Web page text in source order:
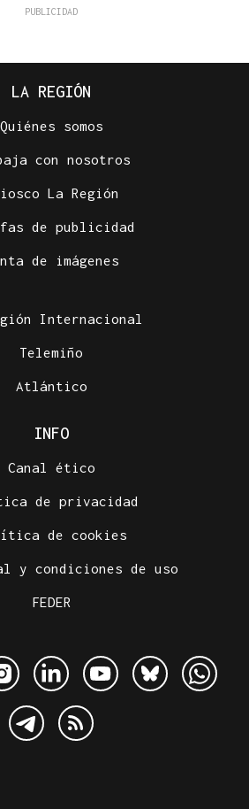
LA REGIÓN
Quiénes somos
con nosotros
La Región
de publicidad
de imágenes
Internacional
Telemiño
Atlántico
INFO
Canal ético
de privacidad
de cookies
y condiciones de uso
FEDER